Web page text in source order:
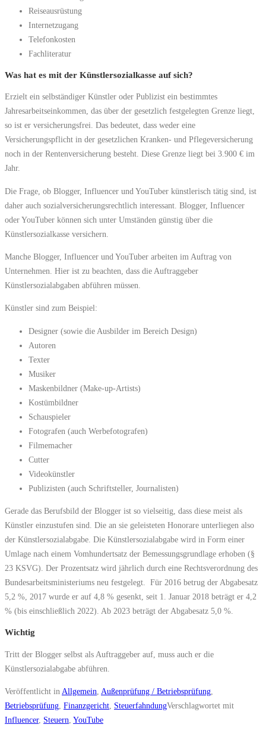
Reiseausrüstung
Internetzugang
Telefonkosten
Fachliteratur
Was hat es mit der Künstlersozialkasse auf sich?
Erzielt ein selbständiger Künstler oder Publizist ein bestimmtes
Jahresarbeitseinkommen, das über der gesetzlich festgelegten Grenze liegt,
so ist er versicherungsfrei. Das bedeutet, dass weder eine
Versicherungspflicht in der gesetzlichen Kranken- und Pflegeversicherung
noch in der Rentenversicherung besteht. Diese Grenze liegt bei 3.900 € im
Jahr.
Die Frage, ob Blogger, Influencer und YouTuber künstlerisch tätig sind, ist
daher auch sozialversicherungsrechtlich interessant. Blogger, Influencer
oder YouTuber können sich unter Umständen günstig über die
Künstlersozialkasse versichern.
Manche Blogger, Influencer und YouTuber arbeiten im Auftrag von
Unternehmen. Hier ist zu beachten, dass die Auftraggeber
Künstlersozialabgaben abführen müssen.
Künstler sind zum Beispiel:
Designer (sowie die Ausbilder im Bereich Design)
Autoren
Texter
Musiker
Maskenbildner (Make-up-Artists)
Kostümbildner
Schauspieler
Fotografen (auch Werbefotografen)
Filmemacher
Cutter
Videokünstler
Publizisten (auch Schriftsteller, Journalisten)
Gerade das Berufsbild der Blogger ist so vielseitig, dass diese meist als
Künstler einzustufen sind. Die an sie geleisteten Honorare unterliegen also
der Künstlersozialabgabe. Die Künstlersozialabgabe wird in Form einer
Umlage nach einem Vomhundertsatz der Bemessungsgrundlage erhoben (§
23 KSVG). Der Prozentsatz wird jährlich durch eine Rechtsverordnung des
Bundesarbeitsministeriums neu festgelegt. Für 2016 betrug der Abgabesatz
5,2 %, 2017 wurde er auf 4,8 % gesenkt, seit 1. Januar 2018 beträgt er 4,2
% (bis einschließlich 2022). Ab 2023 beträgt der Abgabesatz 5,0 %.
Wichtig
Tritt der Blogger selbst als Auftraggeber auf, muss auch er die
Künstlersozialabgabe abführen.
Veröffentlicht in Allgemein Außenprüfung / Betriebsprüfung
Betriebsprüfung Finanzgericht SteuerfahndungVerschlagwortet mit
Influencer, Steuern YouTube